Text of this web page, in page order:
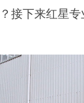
接下来红星